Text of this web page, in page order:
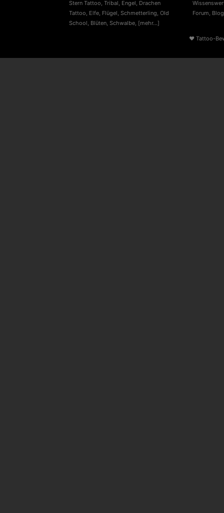
Stern Tattoo, Tribal, Engel, Drachen
Tattoo, Elfe, Flügel, Schmetterling, Old
School, Blüten, Schwalbe, [mehr...]
Forum, Blog
♥ Tattoo-